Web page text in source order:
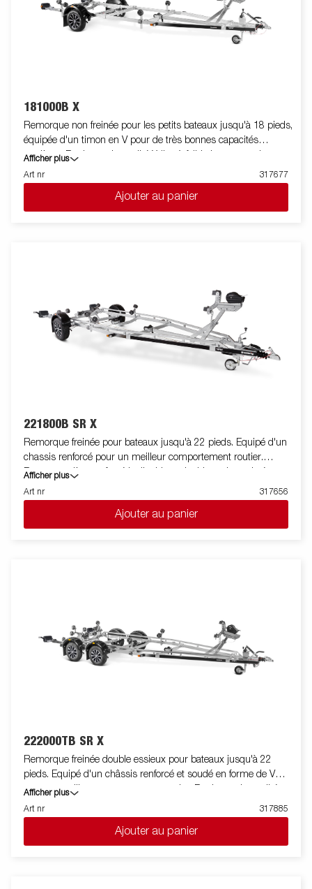
plus grande flexibilité, commodité et sécurité sur la route.
L'ensemble de feu est entièrement étanche, y compris le
connecteur et le faiceau. Les images sont fournies à titre
181000B X
Remorque non freinée pour les petits bateaux jusqu'à 18 pieds,
équipée d'un timon en V pour de très bonnes capacités
routières. Rouleaux de qualité X-line à faible impact sur la
coque du bateau. Berceau arrière inclinable et doubles rouleaux
latéraux réglables pour une adaptation facile à votre bateau.
Châssis galvanisé à chaud pour une longue durée de vie. Le
faisceau est intégré et protégé dans le châssis de la remorque.
pour bateau, offrant une plus grande flexibilité, commodité et
sécurité sur la route. L'ensemble de feu est entièrement
étanche, y compris le connecteur et le faiceau. La remorque à
bateau en photo peut être équipée en option.
Afficher plus
Art nr
317677
Ajouter au panier
221800B SR X
Remorque freinée pour bateaux jusqu'à 22 pieds. Equipé d'un
chassis renforcé pour un meilleur comportement routier.
Berceau arrière renforcé inclinable et double rouleaux latéraux
réglables de haute qualité pour s'adapter facilement à votre
bateau. Chassis galvanisé à chaud pour une meilleure
protection et durée de vie de votre remorque. Les faisceaux
électriques sont entièrement dissimulés et protégés dans le
remorque en toute sécurité. Les feux télescopiques réglables
facilitent l'utilisation de la remorque pour bateau, offrant une
plus grande flexibilité, commodité et sécurité sur la route.
L'ensemble de feu est entièrement étanche, y compris le
connecteur et le faiceau. Les images sont fournies à titre
Afficher plus
Art nr
317656
Ajouter au panier
222000TB SR X
Remorque freinée double essieux pour bateaux jusqu'à 22
pieds. Equipé d'un châssis renforcé et soudé en forme de V
pour un meilleur comportement routier. Rouleaux de qualité
supérieure pour diminuer les contraintes sur la coque du
bateau. Berceau arrière inclinable et doubles rouleaux latéraux
réglables pour s'adapter facilement à votre bateau. Chassis
galvanisé à chaud pour la protection et la durée de vie de votre
Afficher plus
Art nr
317885
Ajouter au panier